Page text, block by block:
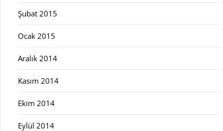
Şubat 2015
Ocak 2015
Aralık 2014
Kasım 2014
Ekim 2014
Eylül 2014